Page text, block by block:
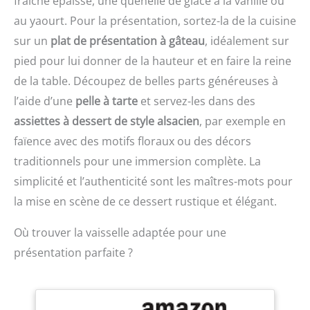
Lavage à la main
uniquement avec une
éponge non-abrasive. Ne
passe pas au lave-
vaisselle.
À MANQUÉ: Diamètre 24
cm - Hauteur : 5,5 cm.
au yaourt. Pour la présentation, sortez-la de la cuisine
sur un plat de présentation à gâteau, idéalement sur
pied pour lui donner de la hauteur et en faire la reine
de la table. Découpez de belles parts généreuses à
l’aide d’une pelle à tarte et servez-les dans des
assiettes à dessert de style alsacien, par exemple en
faïence avec des motifs floraux ou des décors
traditionnels pour une immersion complète. La
simplicité et l’authenticité sont les maîtres-mots pour
la mise en scène de ce dessert rustique et élégant.
Où trouver la vaisselle adaptée pour une
présentation parfaite ?